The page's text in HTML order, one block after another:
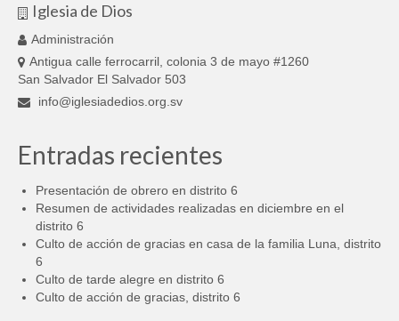
Iglesia de Dios
Administración
Antigua calle ferrocarril, colonia 3 de mayo #1260
San Salvador El Salvador 503
info@iglesiadedios.org.sv
Entradas recientes
Presentación de obrero en distrito 6
Resumen de actividades realizadas en diciembre en el
distrito 6
Culto de acción de gracias en casa de la familia Luna, distrito
6
Culto de tarde alegre en distrito 6
Culto de acción de gracias, distrito 6